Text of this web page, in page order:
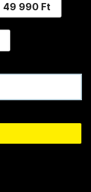
49 990 Ft